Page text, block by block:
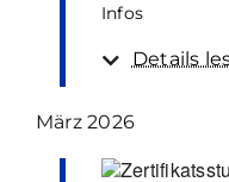
Infos
Details
März 2026